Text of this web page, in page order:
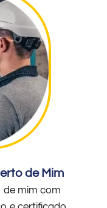
de Mim
de mim com